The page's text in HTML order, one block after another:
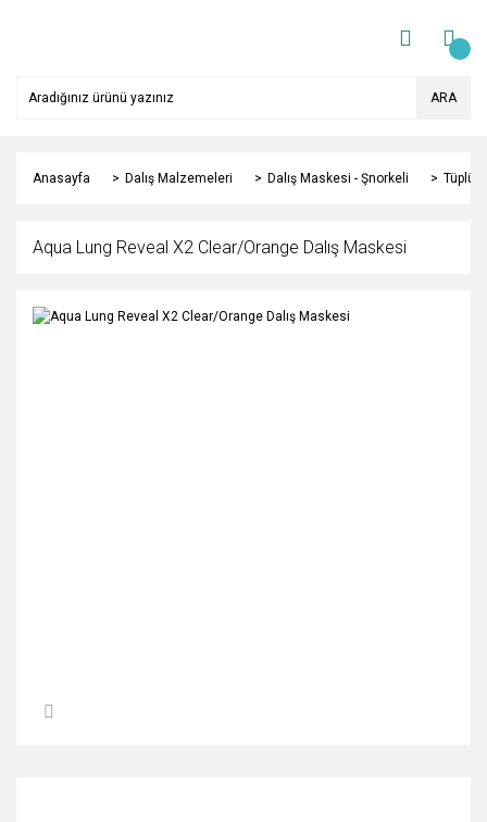
ARA
Anasayfa Dalış Malzemeleri Dalış Maskesi - Şnorkeli Tüplü
Aqua Lung Reveal X2 Clear/Orange Dalış Maskesi